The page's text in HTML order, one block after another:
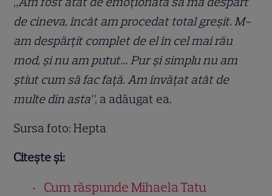
de cineva, încât am procedat total greșit. M-
am despărțit complet de el în cel mai rău
mod, și nu am putut… Pur și simplu nu am
știut cum să fac față. Am învățat atât de
multe din asta”, a adăugat ea.
Sursa foto: Hepta
Citește și:
Cum răspunde Mihaela Tatu